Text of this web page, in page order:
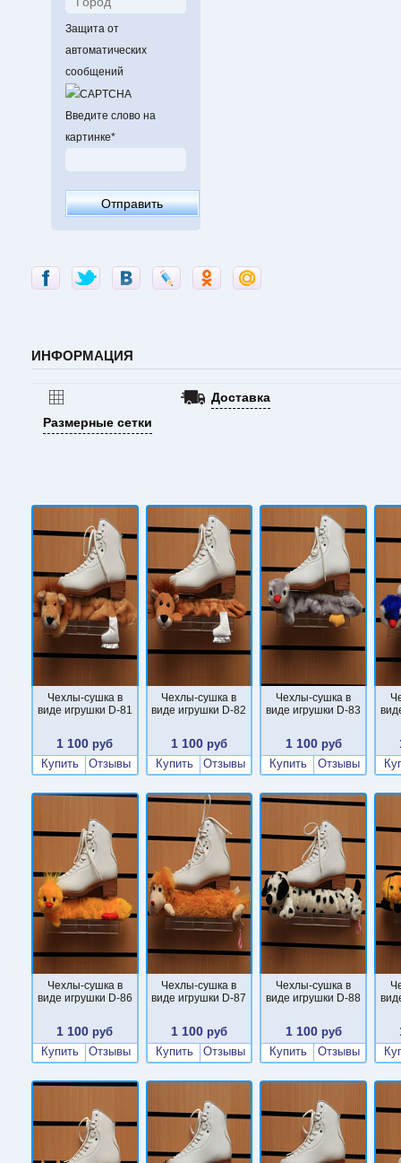
Защита от
автоматических
сообщений
Введите слово на
картинке*
ИНФОРМАЦИЯ
Размерные сетки
Доставка
Чехлы-сушка в
виде игрушки D-81
1 100 руб
Купить
Отзывы
Чехлы-сушка в
виде игрушки D-82
1 100 руб
Купить
Отзывы
Чехлы-сушка в
виде игрушки D-83
1 100руб
Купить
Отзывы
Чехлы-сушка в
виде игрушки D-86
1 100 руб
Купить
Отзывы
Чехлы-сушка в
виде игрушки D-87
1 100 руб
Купить
Отзывы
Чехлы-сушка в
виде игрушки D-88
1 100руб
Купить
Отзывы